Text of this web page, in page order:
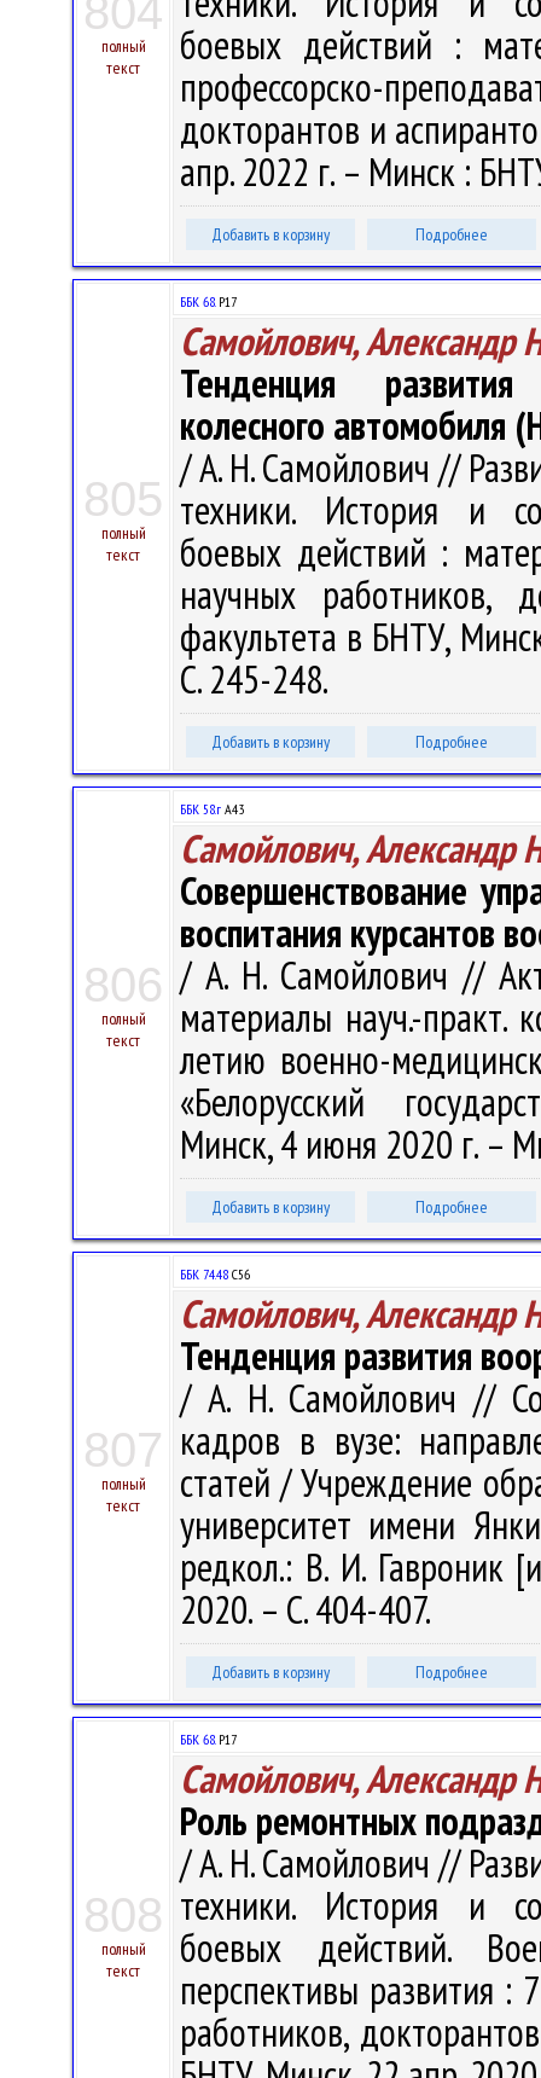
804
полный
текст
боевых действий :
профессорско-
докторантов и
апр. 2022 г. – Минск :
Добавить в корзину Подробнее
805
полный
текст
ББК 68.Р17
Самойлович, Александр
Тенденция развития
колесного автомобиля
/ А. Н. Самойлович //
техники. История и
боевых действий :
научных работников,
факультета в БНТУ,
С. 245-248.
Добавить в корзину Подробнее
806
полный
текст
ББК 58.г А43
Самойлович, Александр
Совершенствование
воспитания курсантов
/ А. Н. Самойлович //
материалы науч.-практ.
летию военно-
«Белорусский
Минск, 4 июня 2020 г. –
Добавить в корзину Подробнее
807
полный
текст
ББК 74.48 С56
Самойлович, Александр
Тенденция развития
/ А. Н. Самойлович //
кадров в вузе:
статей / Учреждение
университет имени
редкол.: В. И. Гавроник
2020. – С. 404-407.
Добавить в корзину Подробнее
808
полный
текст
ББК 68.Р17
Самойлович, Александр
Роль ремонтных
/ А. Н. Самойлович //
техники. История и
боевых действий.
перспективы развития :
работников,